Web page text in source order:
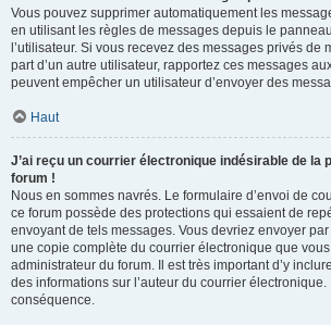
Vous pouvez supprimer automatiquement les
en utilisant les règles de messages depuis le
l’utilisateur. Si vous recevez des messages privés de
part d’un autre utilisateur, rapportez ces messages
peuvent empêcher un utilisateur d’envoyer des
Haut
J’ai reçu un courrier électronique indésirable de la
forum !
Nous en sommes navrés. Le formulaire d’envoi de
ce forum possède des protections qui essaient de
envoyant de tels messages. Vous devriez envoyer
une copie complète du courrier électronique que
administrateur du forum. Il est très important d’y
des informations sur l’auteur du courrier
conséquence.